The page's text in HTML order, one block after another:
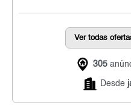
Ver todas
305
Desde